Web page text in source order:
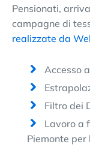
Pensionati,
campagne di
realizzate da
Accesso
Filtro dei
Lavoro a
Piemonte